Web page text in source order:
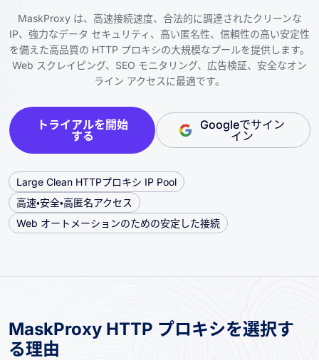
MaskProxy は、高速接続速度、合法的に調達されたクリーンな
IP、強力なデータ セキュリティ、高い匿名性、信頼性の高い安定性
を備えた高品質の HTTP プロキシの大規模なプールを提供します。
Web スクレイピング、SEO モニタリング、広告検証、安全なオン
ライン アクセスに最適です。
トライアルを開始
する
Googleでサイン
イン
Large Clean HTTPプロキシ IP Pool
高速・安全・高匿名アクセス
Web オートメーションのための安定した接続
MaskProxy HTTP プロキシを選択す
る理由